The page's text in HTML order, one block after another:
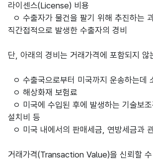
라이센스(License) 비용
ㅇ 수출자가 물건을 팔기 위해 추진하는
직간접적으로 발생한 수출자의 경비
단, 아래의 경비는 거래가격에 포함되지 않
ㅇ 수출국으로부터 미국까지 운송하는데
ㅇ 해상화재 보험료
ㅇ 미국에 수입된 후에 발생하는 기술보
설치비 등
ㅇ 미국 내에서의 판매세금, 연방세금과
거래가격(Transaction Value)을 신뢰할